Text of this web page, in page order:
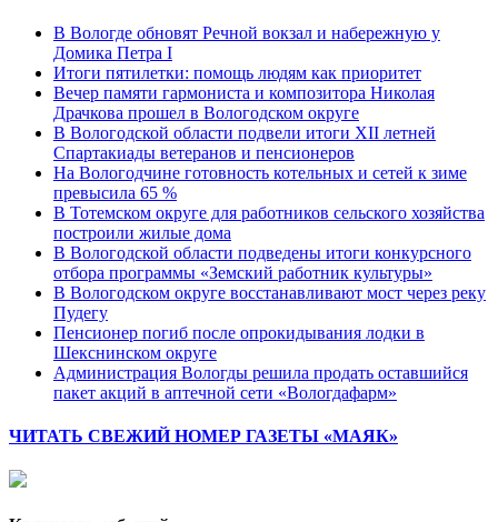
В Вологде обновят Речной вокзал и набережную у
Домика Петра I
Итоги пятилетки: помощь людям как приоритет
Вечер памяти гармониста и композитора Николая
Драчкова прошел в Вологодском округе
В Вологодской области подвели итоги XII летней
Спартакиады ветеранов и пенсионеров
На Вологодчине готовность котельных и сетей к зиме
превысила 65 %
В Тотемском округе для работников сельского хозяйства
построили жилые дома
В Вологодской области подведены итоги конкурсного
отбора программы «Земский работник культуры»
В Вологодском округе восстанавливают мост через реку
Пудегу
Пенсионер погиб после опрокидывания лодки в
Шекснинском округе
Администрация Вологды решила продать оставшийся
пакет акций в аптечной сети «Вологдафарм»
ЧИТАТЬ СВЕЖИЙ НОМЕР ГАЗЕТЫ «МАЯК»